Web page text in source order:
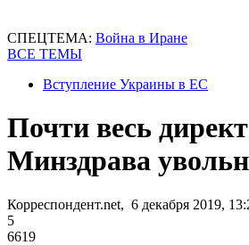
СПЕЦТЕМА: Война в Иране
ВСЕ ТЕМЫ
Вступление Украины в ЕС
Почти весь
Минздрава
Корреспондент.net, 6 декабря 2019,
5
6619